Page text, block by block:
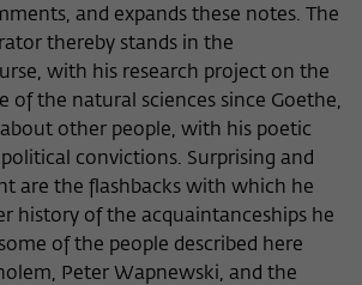
and expands these notes. The
thereby stands in the
with his research project on the
of the natural sciences since Goethe,
other people, with his poetic
convictions. Surprising and
are the flashbacks with which he
history of the acquaintanceships he
of the people described here
Peter Wapnewski, and the
Monate
Cookie dient dazu, zu speichern,
welcher Website oder Suchmaschine
die Besucher:in durch eine Verlinkung
wiko-berlin.de weitergeleitet wurde.
den USA hergestellt wird, deren
von der EU nicht als mit EU-Standards
wurde. Es besteht insbesondere
Daten durch dortige Behörden, zu
möglicherweise
verarbeitet werden